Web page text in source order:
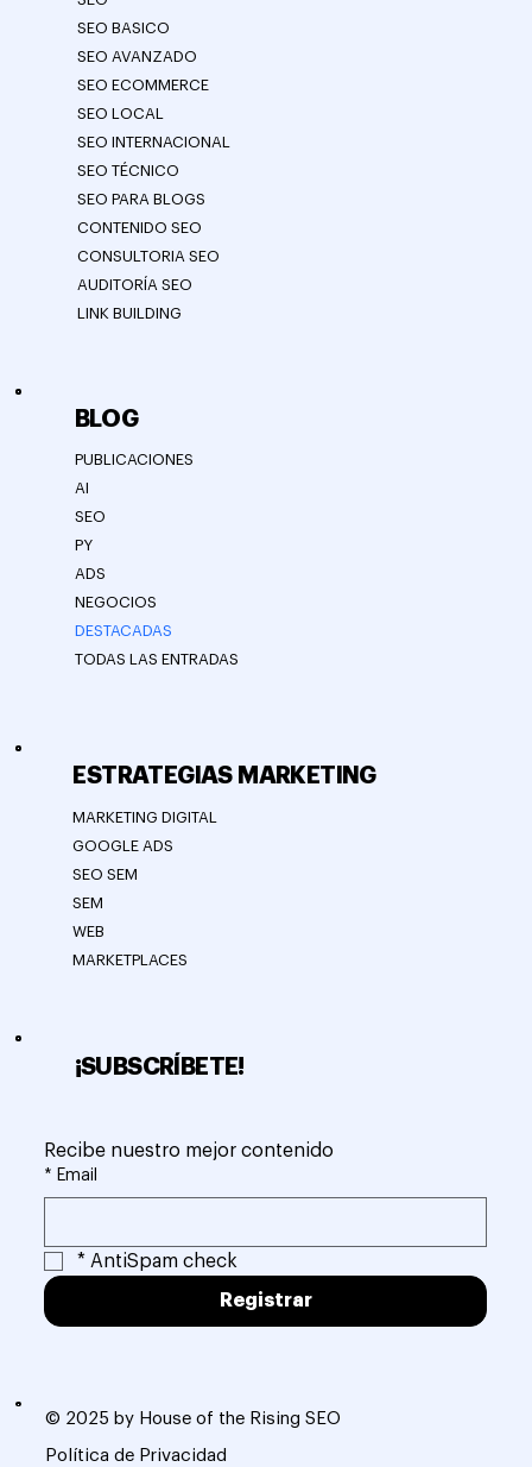
© 2025 by House of the Rising SEO
Política de Privacidad
¡SUBSCRÍBETE!
Recibe nuestro mejor contenido
* Email
* AntiSpam check
Registrar
SEO BASICO
SEO AVANZADO
SEO ECOMMERCE
SEO LOCAL
SEO INTERNACIONAL
SEO TÉCNICO
SEO PARA BLOGS
CONTENIDO SEO
CONSULTORIA SEO
AUDITORÍA SEO
LINK BUILDING
ESTRATEGIAS MARKETING
MARKETING DIGITAL
GOOGLE ADS
SEO SEM
SEM
WEB
MARKETPLACES
BLOG
PUBLICACIONES
AI
SEO
PY
ADS
NEGOCIOS
DESTACADAS
TODAS LAS ENTRADAS